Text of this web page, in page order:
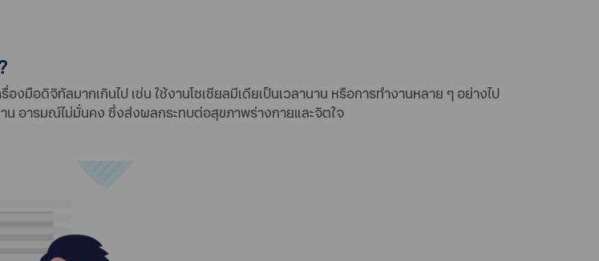
มือดิจิทัลมากเกินไป เช่น ใช้งานโซเซียลมีเดียเป็นเวลานาน หรือการทำงานหลาย ๆ อย่างไป
อารมณ์ไม่มั่นคง ซึ่งส่งผลกระทบต่อสุขภาพร่างกายและจิตใจ